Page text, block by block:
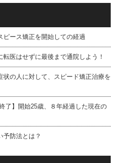
ピース矯正を開始しての経過
医はせずに最後まで通院しよう！
状の人に対して、スピード矯正治療を
了】開始25歳、８年経過した現在の
予防法とは？